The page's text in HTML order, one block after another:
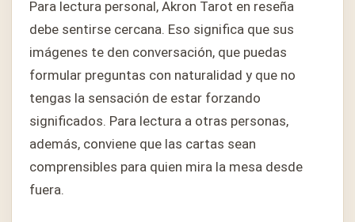
Para lectura personal, Akron Tarot en reseña
debe sentirse cercana. Eso significa que sus
imágenes te den conversación, que puedas
formular preguntas con naturalidad y que no
tengas la sensación de estar forzando
significados. Para lectura a otras personas,
además, conviene que las cartas sean
comprensibles para quien mira la mesa desde
fuera.